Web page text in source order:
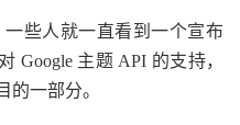
一些人就一直看到一个宣布
Google 主题 API 的支持，
的一部分。